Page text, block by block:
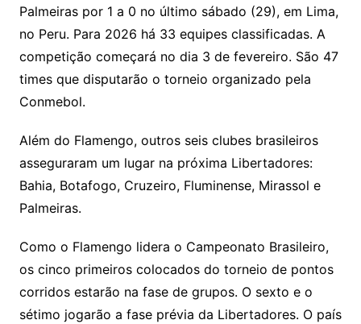
Palmeiras por 1 a 0 no último sábado (29), em Lima,
no Peru. Para 2026 há 33 equipes classificadas. A
competição começará no dia 3 de fevereiro. São 47
times que disputarão o torneio organizado pela
Conmebol.
Além do Flamengo, outros seis clubes brasileiros
asseguraram um lugar na próxima Libertadores:
Bahia, Botafogo, Cruzeiro, Fluminense, Mirassol e
Palmeiras.
Como o Flamengo lidera o Campeonato Brasileiro,
os cinco primeiros colocados do torneio de pontos
corridos estarão na fase de grupos. O sexto e o
sétimo jogarão a fase prévia da Libertadores. O país